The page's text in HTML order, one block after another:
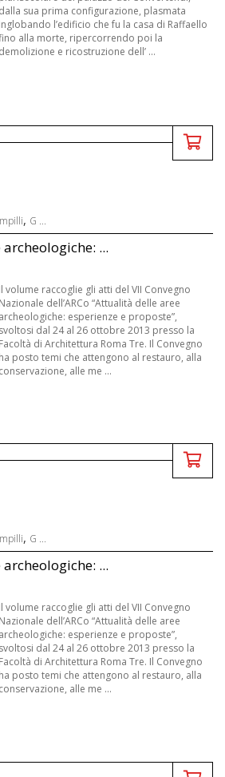
dalla sua prima configurazione, plasmata
inglobando l’edificio che fu la casa di Raffaello
alla morte, ripercorrendo poi la
demolizione e ricostruzione dell’ ...
, G ...
...
Il volume raccoglie gli atti del VII Convegno
Nazionale dell’ARCo “Attualità delle aree
archeologiche: esperienze e proposte”,
svoltosi dal 24 al 26 ottobre 2013 presso la
Facoltà di Architettura Roma Tre. Il Convegno
ha posto temi che attengono al restauro, alla
conservazione, alle me ...
, G ...
...
Il volume raccoglie gli atti del VII Convegno
Nazionale dell’ARCo “Attualità delle aree
archeologiche: esperienze e proposte”,
svoltosi dal 24 al 26 ottobre 2013 presso la
Facoltà di Architettura Roma Tre. Il Convegno
ha posto temi che attengono al restauro, alla
conservazione, alle me ...